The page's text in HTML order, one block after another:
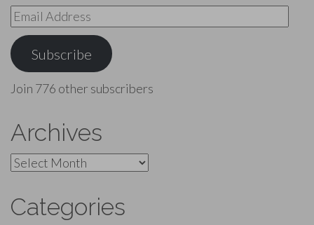
Email
Address
Subscribe
Join 776 other subscribers
Archives
Archives
Categories